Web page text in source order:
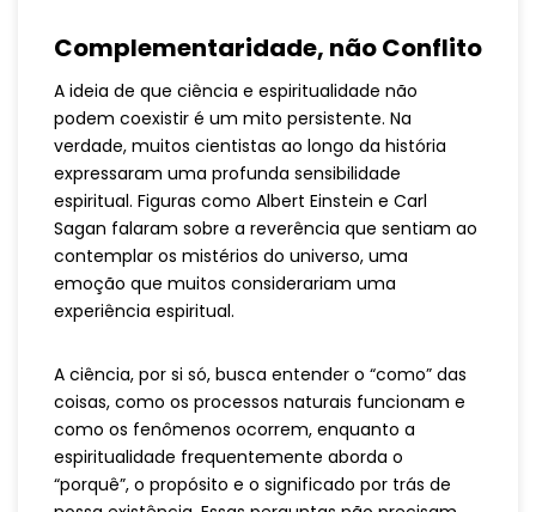
Complementaridade, não Conflito
A ideia de que ciência e espiritualidade não
podem coexistir é um mito persistente. Na
verdade, muitos cientistas ao longo da história
expressaram uma profunda sensibilidade
espiritual. Figuras como Albert Einstein e Carl
Sagan falaram sobre a reverência que sentiam ao
contemplar os mistérios do universo, uma
emoção que muitos considerariam uma
experiência espiritual.
A ciência, por si só, busca entender o “como” das
coisas, como os processos naturais funcionam e
como os fenômenos ocorrem, enquanto a
espiritualidade frequentemente aborda o
“porquê”, o propósito e o significado por trás de